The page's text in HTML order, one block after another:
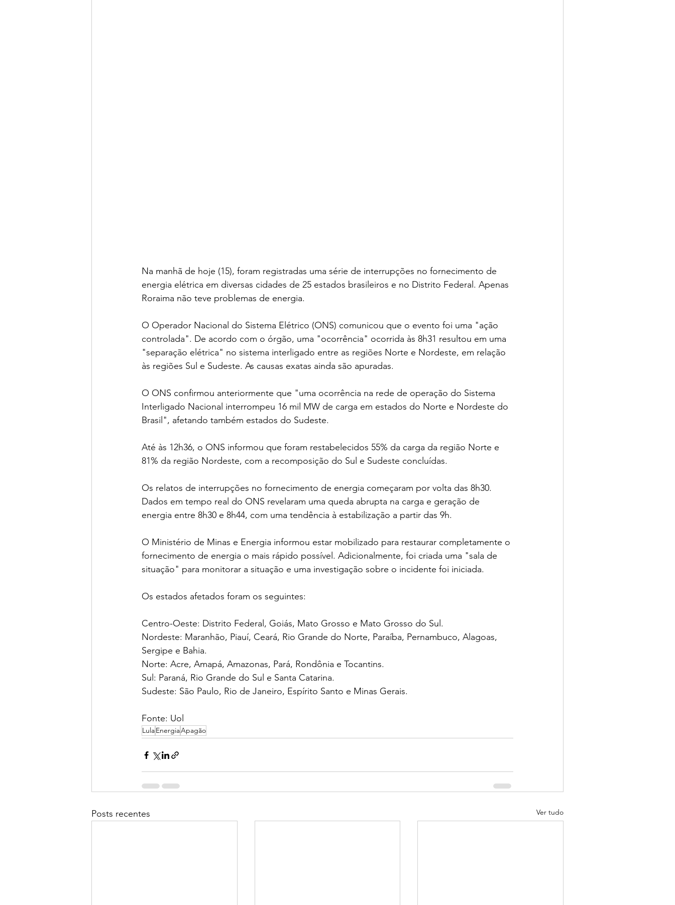
Na manhã de hoje (15), foram registradas uma série de interrupções no fornecimento de
energia elétrica em diversas cidades de 25 estados brasileiros e no Distrito Federal. Apenas
Roraima não teve problemas de energia.
O Operador Nacional do Sistema Elétrico (ONS) comunicou que o evento foi uma "ação
controlada". De acordo com o órgão, uma "ocorrência" ocorrida às 8h31 resultou em uma
"separação elétrica" no sistema interligado entre as regiões Norte e Nordeste, em relação
às regiões Sul e Sudeste. As causas exatas ainda são apuradas.
O ONS confirmou anteriormente que "uma ocorrência na rede de operação do Sistema
Interligado Nacional interrompeu 16 mil MW de carga em estados do Norte e Nordeste do
Brasil", afetando também estados do Sudeste.
Até às 12h36, o ONS informou que foram restabelecidos 55% da carga da região Norte e
81% da região Nordeste, com a recomposição do Sul e Sudeste concluídas.
Os relatos de interrupções no fornecimento de energia começaram por volta das 8h30.
Dados em tempo real do ONS revelaram uma queda abrupta na carga e geração de
energia entre 8h30 e 8h44, com uma tendência à estabilização a partir das 9h.
O Ministério de Minas e Energia informou estar mobilizado para restaurar completamente o
fornecimento de energia o mais rápido possível. Adicionalmente, foi criada uma "sala de
situação" para monitorar a situação e uma investigação sobre o incidente foi iniciada.
Os estados afetados foram os seguintes:
Centro-Oeste: Distrito Federal, Goiás, Mato Grosso e Mato Grosso do Sul.
Nordeste: Maranhão, Piauí, Ceará, Rio Grande do Norte, Paraíba, Pernambuco, Alagoas,
Sergipe e Bahia.
Norte: Acre, Amapá, Amazonas, Pará, Rondônia e Tocantins.
Sul: Paraná, Rio Grande do Sul e Santa Catarina.
Sudeste: São Paulo, Rio de Janeiro, Espírito Santo e Minas Gerais.
Fonte: Uol
LulaEnergiaApagão
Posts recentes Ver tudo